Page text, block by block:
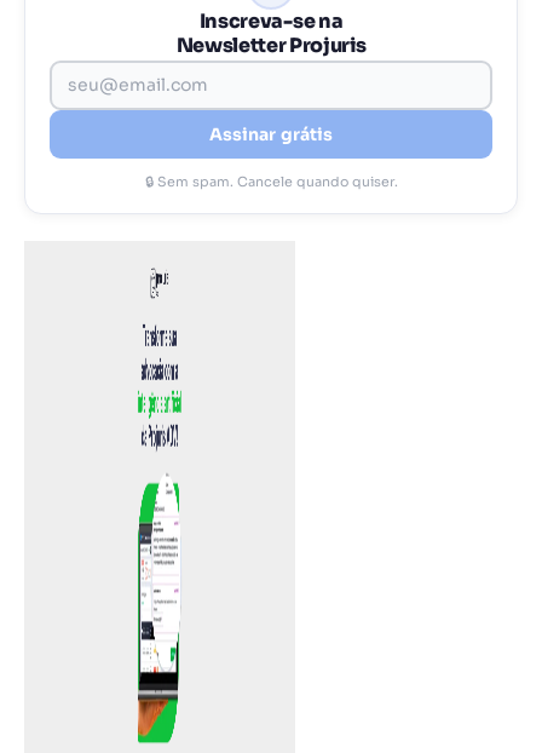
Inscreva-se na
Newsletter Projuris
Assinar grátis
🔒 Sem spam. Cancele quando quiser.